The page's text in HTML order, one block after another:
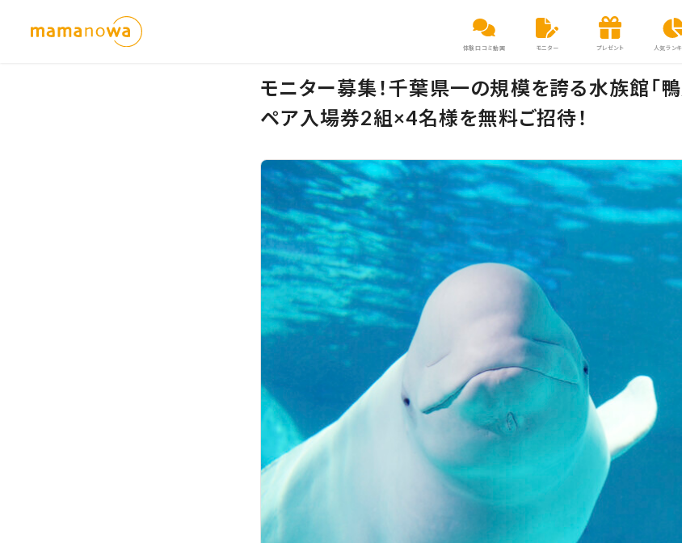
体験口コミ動画 モニター プレゼント 人気ラン
モニター募集！千葉県一の規模を誇る水族館「鴨
ペア入場券2組×4名様を無料ご招待！